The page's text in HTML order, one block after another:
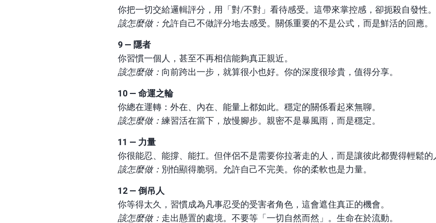
你把一切交給邏輯評分，用「對/不對」看待感受。這帶來掌控感，卻扼殺自發性。
該怎麼做： 允許自己不做評分地去感受。關係重要的不是公式，而是鮮活的回應。
9 — 隱者
你習慣一個人，甚至不再相信能夠真正親近。
該怎麼做： 向前跨出一步，就算很小也好。你的深度很珍貴，值得分享。
10 — 命運之輪
你總在運轉：外在、內在、能量上都如此。穩定的關係看起來無聊。
該怎麼做： 練習活在當下，放慢腳步。親密不是暴風雨，而是穩定。
11 — 力量
你很能忍、能撐、能扛。但伴侶不是需要你拉著走的人，而是讓彼此都覺得輕鬆的
該怎麼做： 別怕顯得脆弱。允許自己不完美。你的柔軟也是力量。
12 — 倒吊人
你等得太久，習慣成為凡事忍受的受害者角色，這會遮住真正的機會。
該怎麼做： 走出懸置的處境。不要等「一切自然而然」。生命在於流動。